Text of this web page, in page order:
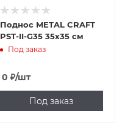
Поднос METAL CRAFT
PST-II-G35 35х35 см
Под заказ
0 ₽/шт
Под заказ